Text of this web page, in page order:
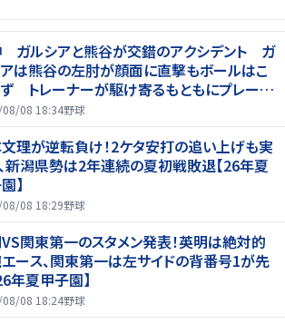
ガルシアと熊谷が交錯のアクシデント ガ
は熊谷の左肘が顔面に直撃もボールはこ
トレーナーが駆け寄るもともにプレー続
後に３連打食らう
08 18:34野球
理が逆転負け！2ケタ安打の追い上げも実
新潟県勢は2年連続の夏初戦敗退【26年夏
】
08 18:29野球
関東第一のスタメン発表！英明は絶対的
ース、関東第一は左サイドの背番号1が先
年夏甲子園】
08 18:24野球